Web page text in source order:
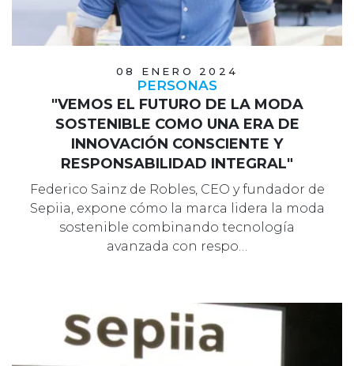
08 ENERO 2024
PERSONAS
"VEMOS EL FUTURO DE LA MODA
SOSTENIBLE COMO UNA ERA DE
INNOVACIÓN CONSCIENTE Y
RESPONSABILIDAD INTEGRAL"
Federico Sainz de Robles, CEO y fundador de
Sepiia, expone cómo la marca lidera la moda
sostenible combinando tecnología
avanzada con respo…